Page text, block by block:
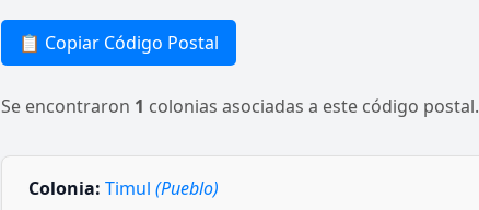
📋 Copiar Código Postal
Se encontraron 1 colonias asociadas a este código postal.
Colonia: Timul (Pueblo)